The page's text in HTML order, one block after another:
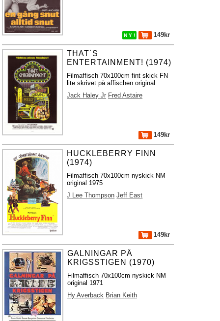
N Y ! 149kr
THAT´S
ENTERTAINMENT! (1974)
Filmaffisch 70x100cm fint skick FN
lite skrivet på affischen original
Jack Haley Jr Fred Astaire
149kr
HUCKLEBERRY FINN
(1974)
Filmaffisch 70x100cm nyskick NM
original 1975
J Lee Thompson Jeff East
149kr
GALNINGAR PÅ
KRIGSSTIGEN (1970)
Filmaffisch 70x100cm nyskick NM
original 1971
Hy Averback Brian Keith